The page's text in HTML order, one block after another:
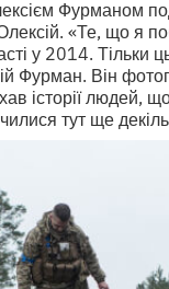
Фурманом
«Те, що я
у 2014. Тільки
Фурман. Він
історії людей,
тут ще